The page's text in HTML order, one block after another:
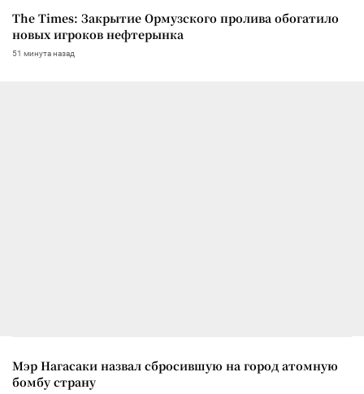
The Times: Закрытие Ормузского пролива обогатило
новых игроков нефтерынка
51 минута назад
Мэр Нагасаки назвал сбросившую на город атомную
бомбу страну